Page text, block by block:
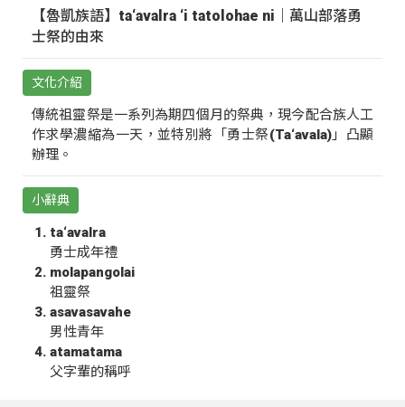
【魯凱族語】ta‘avalra ‘i tatolohae ni｜萬山部落勇
士祭的由來
文化介紹
傳統祖靈祭是一系列為期四個月的祭典，現今配合族人工
作求學濃縮為一天，並特別將「勇士祭(Ta‘avala)」凸顯
辦理。
小辭典
ta‘avalra
勇士成年禮
molapangolai
祖靈祭
asavasavahe
男性青年
atamatama
父字輩的稱呼